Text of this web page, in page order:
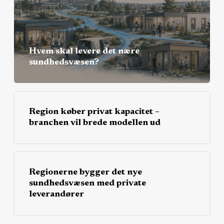
Hvem skal levere det nære
sundhedsvæsen?
Region køber privat kapacitet –
branchen vil brede modellen ud
Regionerne bygger det nye
sundhedsvæsen med private
leverandører